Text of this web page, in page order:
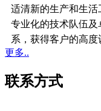
适清新的生产和生
专业化的技术队伍
系，获得客户的高度
更多..
联系方式